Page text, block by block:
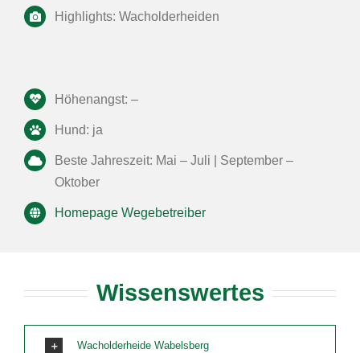
Highlights: Wacholderheiden
Höhenangst: –
Hund: ja
Beste Jahreszeit: Mai – Juli | September –
Oktober
Homepage Wegebetreiber
Wissenswertes
Wacholderheide Wabelsberg